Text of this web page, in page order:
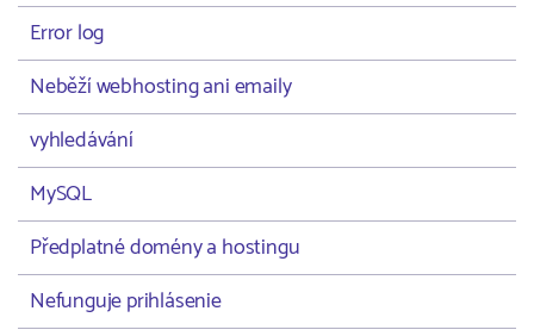
Error log
Neběží webhosting ani emaily
vyhledávání
MySQL
Předplatné domény a hostingu
Nefunguje prihlásenie